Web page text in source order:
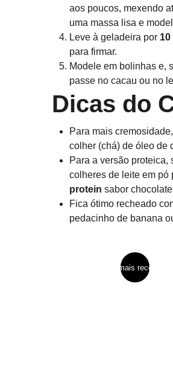
aos poucos, mexendo
uma massa lisa e
Leve à geladeira por
para firmar.
Modele em bolinhas e,
passe no cacau ou no
Dicas do
Para mais
colher (chá) de óleo de
Para a versão proteica,
colheres de leite em pó
protein sabor
Fica ótimo recheado
pedacinho de banana
ver mais receitas